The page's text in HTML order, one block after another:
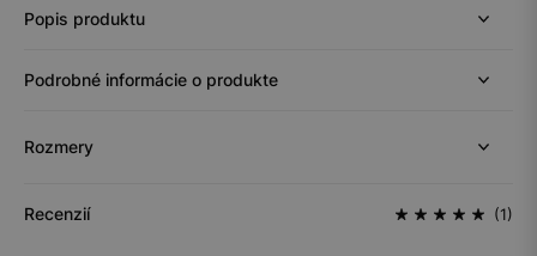
Popis produktu
Podrobné informácie o produkte
Rozmery
Recenzií (1)